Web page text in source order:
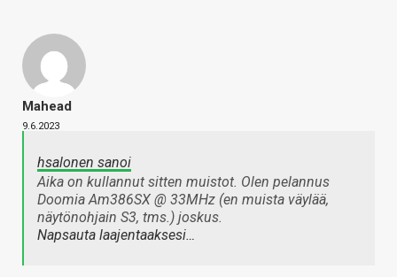
Mahead
9.6.2023
hsalonen sanoi
Aika on kullannut sitten muistot. Olen pelannus
Doomia Am386SX @ 33MHz (en muista väylää,
näytönohjain S3, tms.) joskus.
Napsauta laajentaaksesi…